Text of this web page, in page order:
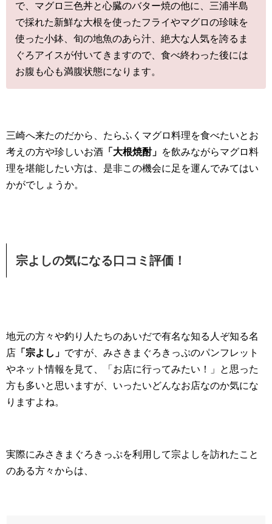
で、マグロ三色丼と心臓のバター焼の他に、三浦半島
で採れた新鮮な大根を使ったフライやマグロの珍味を
使った小鉢、旬の地魚のあら汁、絶大な人気を誇るま
ぐろアイスが付いてきますので、食べ終わった後には
お腹も心も満腹状態になります。
三崎へ来たのだから、たらふくマグロ料理を食べたいとお
考えの方や珍しいお酒 「大根焼酎」 を飲みながらマグロ料
理を堪能したい方は、是非この機会に足を運んでみてはい
かがでしょうか。
宗よしの気になる口コミ評価！
地元の方々や釣り人たちのあいだで有名な知る人ぞ知る名
店 「宗よし」 ですが、みさきまぐろきっぷのパンフレット
やネット情報を見て、「お店に行ってみたい！」と思った
方も多いと思いますが、いったいどんなお店なのか気にな
りますよね。
実際にみさきまぐろきっぷを利用して宗よしを訪れたこと
のある方々からは、